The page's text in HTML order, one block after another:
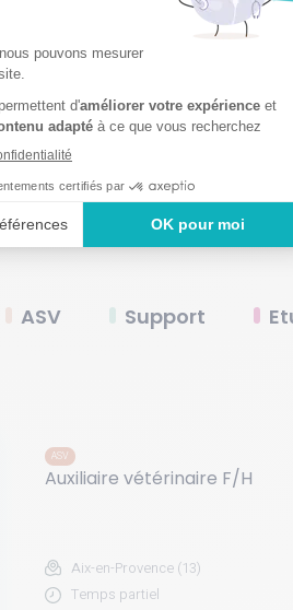
tous les avantages
ASV Support
ASV
Auxiliaire vétérinaire F/H
Aix-en-Provence (13)
Temps partiel